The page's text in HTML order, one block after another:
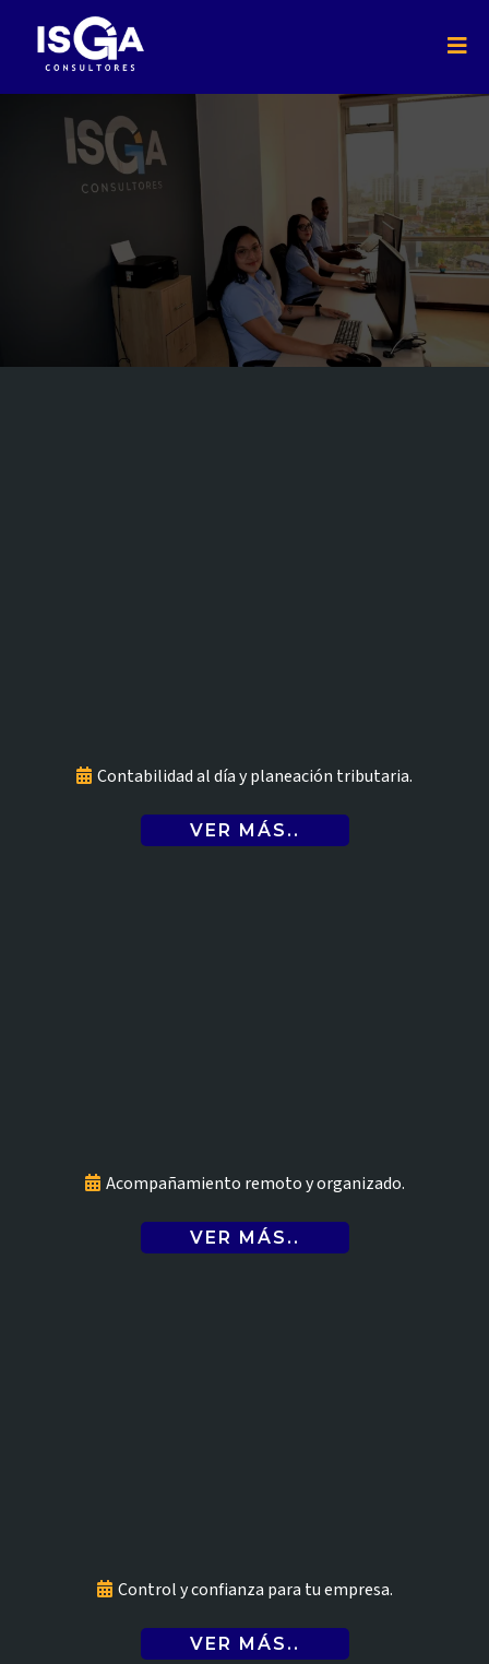
Nuestro
PORTAFOLIO
Contabilidad al día y planeación tributaria.
VER MÁS..
Acompañamiento remoto y organizado.
VER MÁS..
Control y confianza para tu empresa.
VER MÁS..